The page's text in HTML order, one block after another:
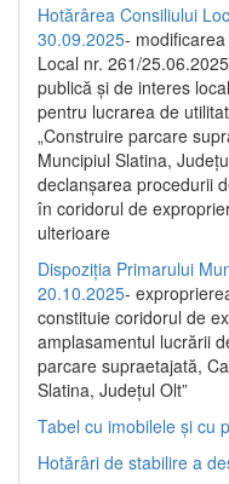
Hotărârea Consiliului
30.09.2025-
Local nr. 261/
publică şi de interes
pentru lucrarea de
„Construire parcare
Muncipiul Slatina,
declanşarea procedurii
în coridorul de
ulterioare
Dispoziția Primarului
20.10.2025-
constituie coridorul de
amplasamentul lucrării
parcare supraetajată,
Slatina, Județul Olt”
Tabel cu imobilele și cu
Hotărâri de stabilire a